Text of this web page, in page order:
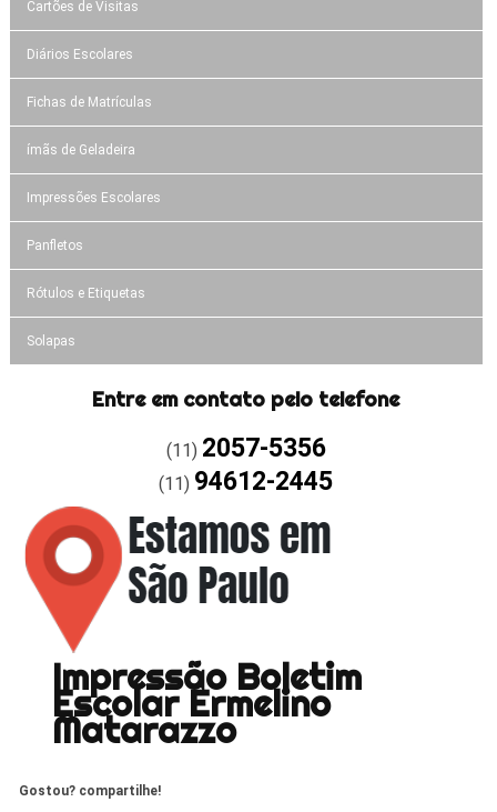
Cartões de Visitas
Diários Escolares
Fichas de Matrículas
ímãs de Geladeira
Impressões Escolares
Panfletos
Rótulos e Etiquetas
Solapas
Entre em contato pelo telefone
(11) 2057-5356
(11) 94612-2445
Impressão Boletim
Escolar Ermelino
Matarazzo
Gostou? compartilhe!